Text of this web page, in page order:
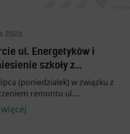
2026
ul. Energetyków i
szkoły z…
(poniedziałek) w związku z
remontu ul.…